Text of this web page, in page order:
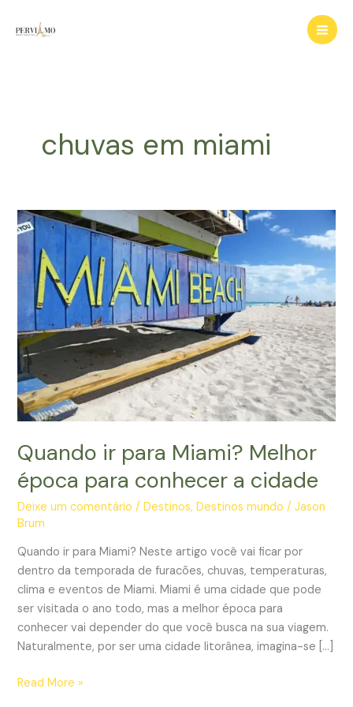
para
chuvas em miami
Quando ir para Miami? Melhor
época para conhecer a cidade
Deixe um comentário /Destinos,Destinos mundo /Jason
Brum
Quando ir para Miami? Neste artigo você vai ficar por
dentro da temporada de furacões, chuvas, temperaturas,
clima e eventos de Miami. Miami é uma cidade que pode
ser visitada o ano todo, mas a melhor época para
conhecer vai depender do que você busca na sua viagem.
Naturalmente, por ser uma cidade litorânea, imagina-se […]
Quando
Read More »